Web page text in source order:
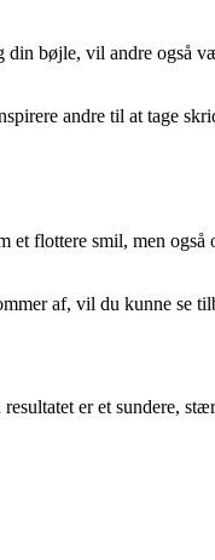
bøjle, vil andre også
andre til at tage
flottere smil, men
af, vil du kunne se
er et sundere,